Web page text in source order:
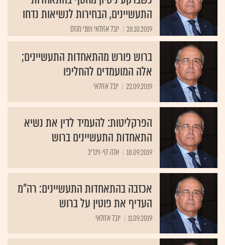
התעשיינים, הבחירות לנשיאות נדחו
28.10.2019 יובל אזולאי ושני מוזס
ברוש פורש מהתאחדות התעשיינים;
אלה המועמדים להחליפו
22.09.2019 יובל אזולאי
הפרקליטות: להעמיד לדין את נשיא
התאחדות התעשיינים ברוש
18.09.2019 אלה לוי-וינריב
אכזבה בהתאחדות התעשיינים: רה"מ
העדיף את פוטין על ברוש
11.09.2019 יובל אזולאי